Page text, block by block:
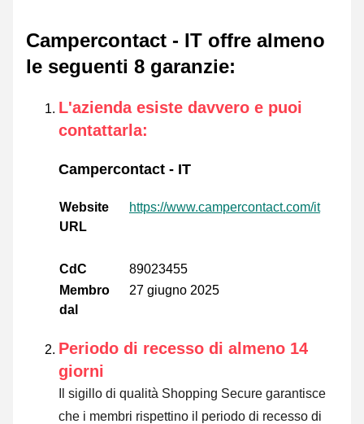
Campercontact - IT offre almeno
le seguenti 8 garanzie:
L'azienda esiste davvero e puoi
contattarla:
Campercontact - IT
Website
URL
https://www.campercontact.com/it
CdC
89023455
Membro
dal
27 giugno 2025
Periodo di recesso di almeno 14
giorni
Il sigillo di qualità Shopping Secure garantisce
che i membri rispettino il periodo di recesso di